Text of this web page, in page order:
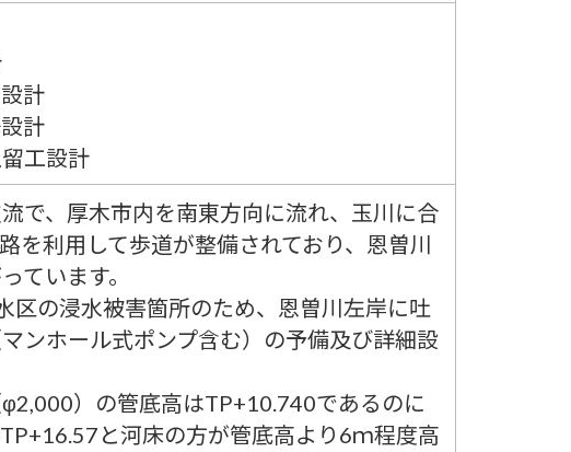
計
計
工設計
で、厚木市内を南東方向に流れ、玉川に合
を利用して歩道が整備されており、恩曽川
ています。
区の浸水被害箇所のため、恩曽川左岸に吐
ンホール式ポンプ含む）の予備及び詳細設
）の管底高はTP+10.740であるのに
と河床の方が管底高より6ｍ程度高